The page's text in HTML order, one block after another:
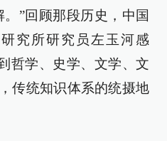
”回顾那段历史，中国
究所研究员左玉河感
哲学、史学、文学、文
传统知识体系的统摄地